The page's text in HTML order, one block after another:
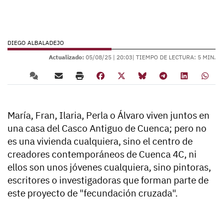
DIEGO ALBALADEJO
Actualizado: 05/08/25 | 20:03| TIEMPO DE LECTURA: 5 MIN.
María, Fran, Ilaria, Perla o Álvaro viven juntos en
una casa del Casco Antiguo de Cuenca; pero no
es una vivienda cualquiera, sino el centro de
creadores contemporáneos de Cuenca 4C, ni
ellos son unos jóvenes cualquiera, sino pintoras,
escritores o investigadoras que forman parte de
este proyecto de "fecundación cruzada".